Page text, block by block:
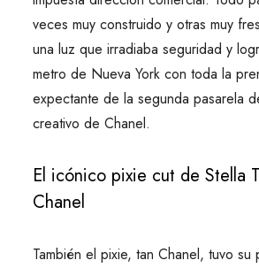
veces muy construido y otras muy
una luz que irradiaba seguridad y
metro de Nueva York con toda la
expectante de la segunda pasarela
creativo de Chanel.
El icónico pixie cut de Stella
Chanel
También el pixie, tan Chanel, tuvo su